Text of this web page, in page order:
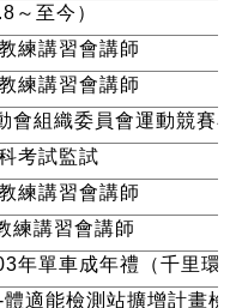
～至今）
練講習會講師
練講習會講師
會組織委員會運動競賽小
考試監試
練講習會講師
練講習會講師
年單車成年禮（千里環
適能檢測站擴增計畫檢